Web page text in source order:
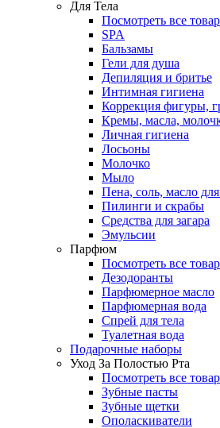
Для Тела
Посмотреть все
SPA
Бальзамы
Гели для душа
Депиляция и бритье
Интимная гигиена
Коррекция фигуры,
Кремы, масла,
Личная гигиена
Лосьоны
Молочко
Мыло
Пена, соль, масло
Пилинги и скрабы
Средства для загара
Эмульсии
Парфюм
Посмотреть все
Дезодоранты
Парфюмерное масло
Парфюмерная вода
Спрей для тела
Туалетная вода
Подарочные наборы
Уход За Полостью Рта
Посмотреть все
Зубные пасты
Зубные щетки
Ополаскиватели